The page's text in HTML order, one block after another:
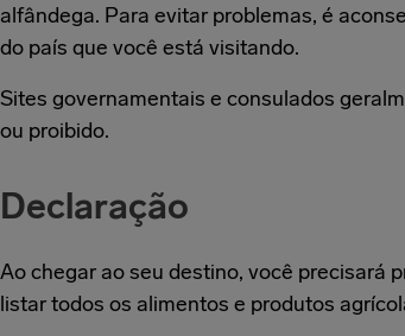
alfândega. Para evitar problemas, é
do país que você está visitando.
Sites governamentais e consulados
ou proibido.
Declaração
Ao chegar ao seu destino, você precisará
listar todos os alimentos e produtos